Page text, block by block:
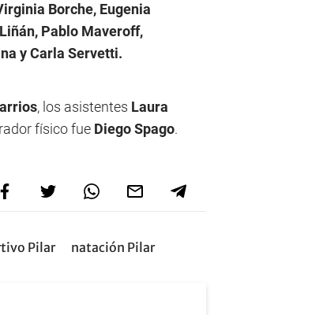
Borche, Eugenia
Pablo Maveroff,
y Carla Servetti.
, los asistentes Laura
físico fue Diego Spago.
Pilar natación Pilar